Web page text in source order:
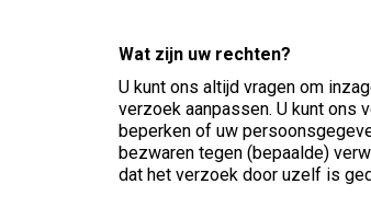
Wat zijn uw rechten?
U kunt ons altijd vragen om
verzoek aanpassen. U kunt ons
beperken of uw
bezwaren tegen (bepaalde)
dat het verzoek door uzelf is